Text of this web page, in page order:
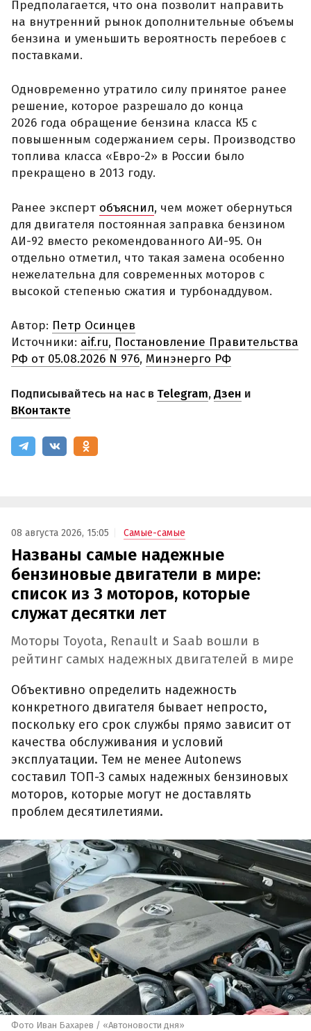
Предполагается, что она позволит направить
на внутренний рынок дополнительные объемы
бензина и уменьшить вероятность перебоев с
поставками.
Одновременно утратило силу принятое ранее
решение, которое разрешало до конца
2026 года обращение бензина класса К5 с
повышенным содержанием серы. Производство
топлива класса «Евро-2» в России было
прекращено в 2013 году.
Ранее эксперт объяснил, чем может обернуться
для двигателя постоянная заправка бензином
АИ-92 вместо рекомендованного АИ-95. Он
отдельно отметил, что такая замена особенно
нежелательна для современных моторов с
высокой степенью сжатия и турбонаддувом.
Автор: Петр Осинцев
Источники: aif.ru, Постановление Правительства
РФ от 05.08.2026 N 976, Минэнерго РФ
Подписывайтесь на нас в Telegram,Дзен и
ВКонтакте
08 августа 2026, 15:05 Самые-самые
Названы самые надежные
бензиновые двигатели в мире:
список из 3 моторов, которые
служат десятки лет
Моторы Toyota, Renault и Saab вошли в
рейтинг самых надежных двигателей в мире
Объективно определить надежность
конкретного двигателя бывает непросто,
поскольку его срок службы прямо зависит от
качества обслуживания и условий
эксплуатации. Тем не менее Autonews
составил ТОП-3 самых надежных бензиновых
моторов, которые могут не доставлять
проблем десятилетиями.
Фото Иван Бахарев / «Автоновости дня»